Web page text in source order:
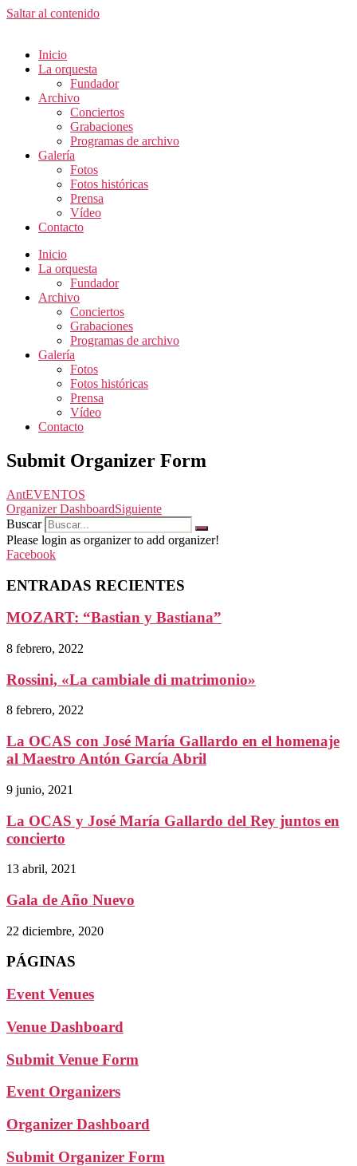
Saltar al contenido
Inicio
La orquesta
Fundador
Archivo
Conciertos
Grabaciones
Programas de archivo
Galería
Fotos
Fotos históricas
Prensa
Vídeo
Contacto
Inicio
La orquesta
Fundador
Archivo
Conciertos
Grabaciones
Programas de archivo
Galería
Fotos
Fotos históricas
Prensa
Vídeo
Contacto
Submit Organizer Form
AntEVENTOS
Organizer DashboardSiguiente
Buscar
Please login as organizer to add organizer!
Facebook
ENTRADAS RECIENTES
MOZART: “Bastian y Bastiana”
8 febrero, 2022
Rossini, «La cambiale di matrimonio»
8 febrero, 2022
La OCAS con José María Gallardo en el homenaje
al Maestro Antón García Abril
9 junio, 2021
La OCAS y José María Gallardo del Rey juntos en
concierto
13 abril, 2021
Gala de Año Nuevo
22 diciembre, 2020
PÁGINAS
Event Venues
Venue Dashboard
Submit Venue Form
Event Organizers
Organizer Dashboard
Submit Organizer Form